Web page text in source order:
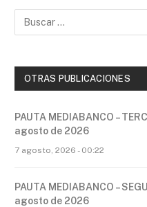
OTRAS PUBLICACIONES
PAUTA MEDIABANCO –
agosto de 2026
7 agosto, 2026 - 00:22
PAUTA MEDIABANCO –
agosto de 2026